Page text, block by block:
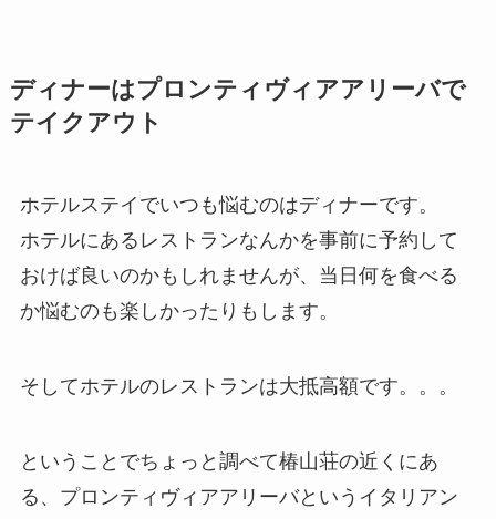
ディナーはプロンティヴィアアリーバで
テイクアウト
ホテルステイでいつも悩むのはディナーです。
ホテルにあるレストランなんかを事前に予約して
おけば良いのかもしれませんが、当日何を食べる
か悩むのも楽しかったりもします。
そしてホテルのレストランは大抵高額です。。。
ということでちょっと調べて椿山荘の近くにあ
る、プロンティヴィアアリーバというイタリアン